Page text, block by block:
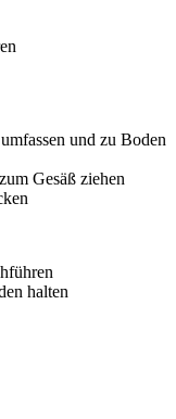
und zu Boden
Gesäß ziehen
halten